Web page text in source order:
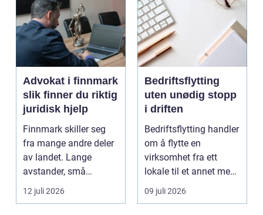
Advokat i finnmark
slik finner du riktig
juridisk hjelp
Finnmark skiller seg
fra mange andre deler
av landet. Lange
avstander, små
lokalsamfunn, sterk
tilkn...
12 juli 2026
Bedriftsflytting
uten unødig stopp
i driften
Bedriftsflytting handler
om å flytte en
virksomhet fra ett
lokale til et annet med
minst mulig...
09 juli 2026